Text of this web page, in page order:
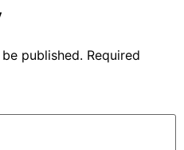
published. Required